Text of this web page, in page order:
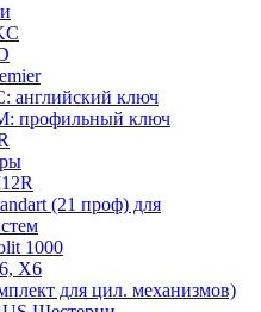
английский ключ
профильный ключ
(21 проф) для
1000
X6
для цил. механизмов)